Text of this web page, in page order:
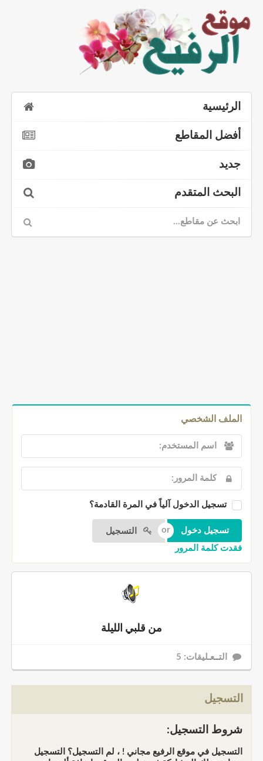
الرئيسية
أفضل المقاطع
جديد
البحث المتقدم
الملف الشخصي
تسجيل الدخول آلياً في المرة القادمة؟
التسجيل
فقدت كلمة المرور
من قلبي الليلة
التــعـليقات: 5
التسجيل
شروط التسجيل:
التسجيل في موقع الرفيع مجاني ! ، لم التسجيل؟ التسجيل